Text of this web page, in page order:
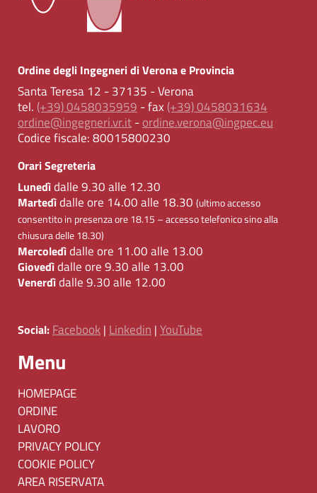
Ordine degli Ingegneri di Verona e Provincia
Santa Teresa 12 - 37135 - Verona
tel. (+39) 0458035959 - fax (+39) 0458031634
ordine@ingegneri.vr.it-ordine.verona@ingpec.eu
Codice fiscale:80015800230
Orari Segreteria
Lunedìdalle 9.30 alle 12.30
Martedìdalle ore 14.00 alle 18.30 (ultimo accesso
consentito in presenza ore 18.15 – accesso telefonico sino alla
chiusura delle 18.30)
Mercoledìdalle ore 11.00 alle 13.00
Giovedìdalle ore 9.30 alle 13.00
Venerdìdalle 9.30 alle 12.00
Social: Facebook | Linkedin | YouTube
Menu
HOMEPAGE
ORDINE
LAVORO
PRIVACY POLICY
COOKIE POLICY
AREA RISERVATA